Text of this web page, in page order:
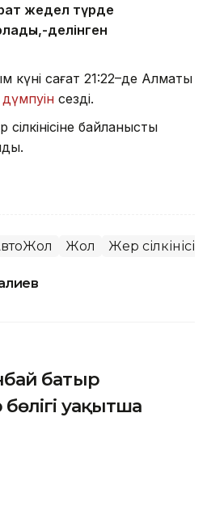
жедел түрде
делінген
күні сағат 21:22–де Алматы
сезді.
байланысты
Жол Жер сілкінісі
батыр
уақытша